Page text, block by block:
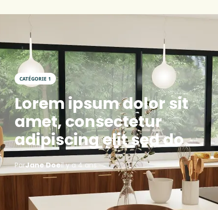
CATÉGORIE 1
Lorem ipsum dolor sit
amet, consectetur
adipiscing elit sed do
ParJane Doeil y a 4 ans